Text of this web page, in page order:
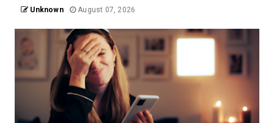
Unknown August 07, 2026